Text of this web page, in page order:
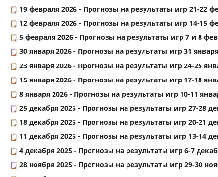
19 февраля 2026 - Прогнозы на результаты игр 21-22
12 февраля 2026 - Прогнозы на результаты игр 14-15
5 февраля 2026 - Прогнозы на результаты игр 7 и 8
30 января 2026 - Прогнозы на результаты игр 31
23 января 2026 - Прогнозы на результаты игр 24-25
15 января 2026 - Прогнозы на результаты игр 17-18
8 января 2026 - Прогнозы на результаты игр 10-11
25 декабря 2025 - Прогнозы на результаты игр 27-28
18 декабря 2025 - Прогнозы на результаты игр 20-21
11 декабря 2025 - Прогнозы на результаты игр 13-14
4 декабря 2025 - Прогнозы на результаты игр 6-7
28 ноября 2025 - Прогнозы на результаты игр 29-30